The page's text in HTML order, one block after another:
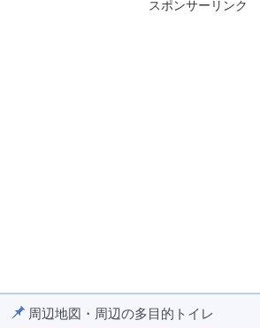
スポンサーリンク
周辺地図・周辺の多目的トイレ